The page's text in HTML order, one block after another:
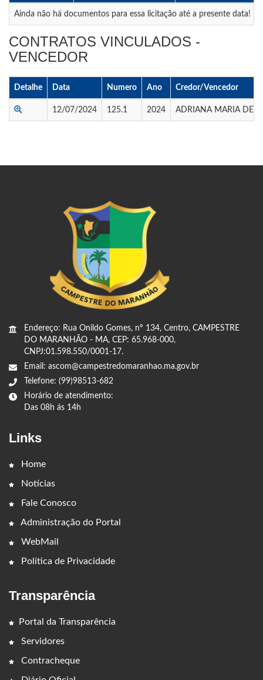
Ainda não há documentos para essa licitação até a presente data!
CONTRATOS VINCULADOS -
VENCEDOR
Detalhe Data Numero Ano Credor/Vencedor
12/07/2024 125.1 2024 ADRIANA MARIA DE
Endereço: Rua Onildo Gomes, nº 134, Centro, CAMPESTRE
DO MARANHÃO - MA, CEP: 65.968-000,
CNPJ:01.598.550/0001-17.
Email: ascom@campestredomaranhao.ma.gov.br
Telefone: (99)98513-682
Horário de atendimento:
Das 08h ás 14h
Links
Home
Notícias
Fale Conosco
Administração do Portal
WebMail
Política de Privacidade
Transparência
Portal da Transparência
Servidores
Contracheque